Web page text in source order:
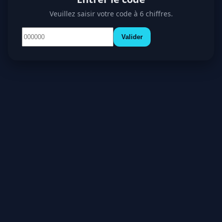
Veuillez saisir votre code à 6 chiffres.
Valider